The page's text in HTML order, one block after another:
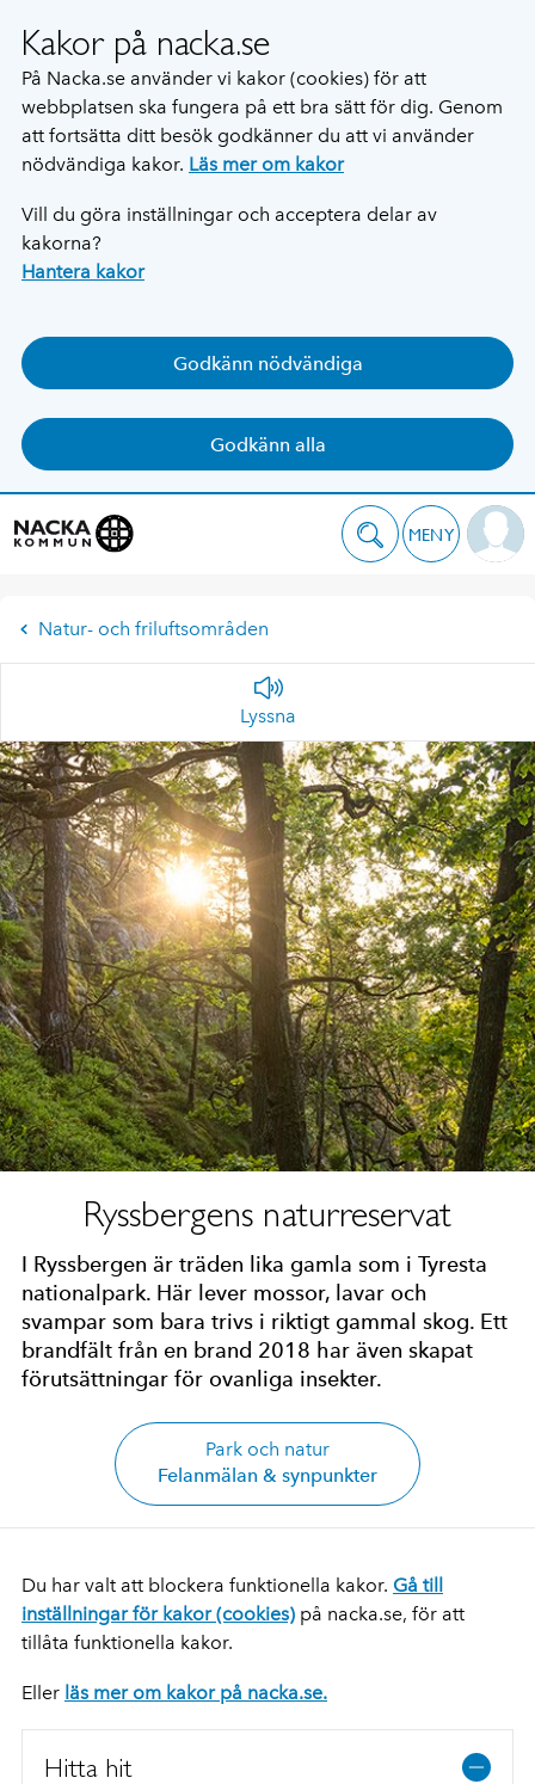
Kakor på nacka.se
På Nacka.se använder vi kakor (cookies) för att
webbplatsen ska fungera på ett bra sätt för dig. Genom
att fortsätta ditt besök godkänner du att vi använder
nödvändiga kakor. Läs mer om kakor
Vill du göra inställningar och acceptera delar av
kakorna?
Hantera kakor
Godkänn nödvändiga
Godkänn alla
MENY
Natur- och friluftsområden
Lyssna
Ryssbergens naturreservat
I Ryssbergen är träden lika gamla som i Tyresta
nationalpark. Här lever mossor, lavar och
svampar som bara trivs i riktigt gammal skog. Ett
brandfält från en brand 2018 har även skapat
förutsättningar för ovanliga insekter.
Park och natur
Felanmälan & synpunkter
Du har valt att blockera funktionella kakor. Gå till
inställningar för kakor (cookies) på nacka.se, för att
tillåta funktionella kakor.
Eller läs mer om kakor på nacka.se.
Hitta hit